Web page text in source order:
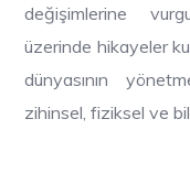
değişimlerine
üzerinde hikayeler
dünyasının
zihinsel, fiziksel ve